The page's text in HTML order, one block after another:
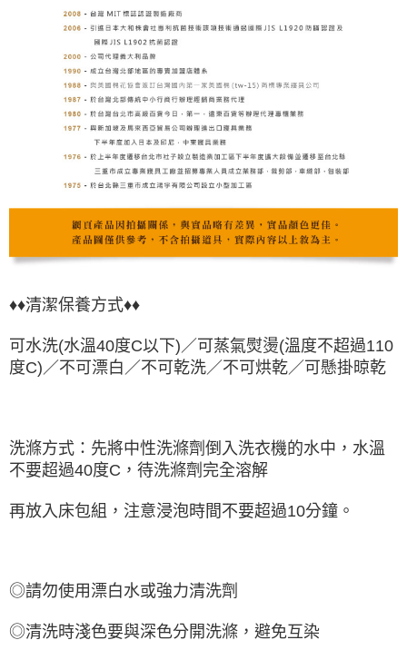
♦♦清潔保養方式♦♦
可水洗(水溫40度C以下)／可蒸氣熨燙(溫度不超過110
度C) ／不可漂白／不可乾洗／不可烘乾／可懸掛晾乾
洗滌方式：先將中性洗滌劑倒入洗衣機的水中，水溫
不要超過40度C，待洗滌劑完全溶解
再放入床包組，注意浸泡時間不要超過10分鐘。
◎請勿使用漂白水或強力清洗劑
◎清洗時淺色要與深色分開洗滌，避免互染